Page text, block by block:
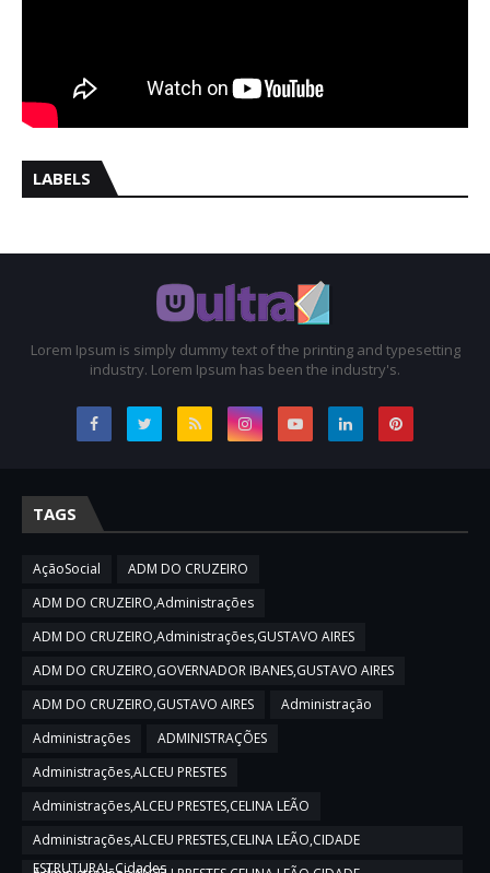
LABELS
Lorem Ipsum is simply dummy text of the printing and typesetting
industry. Lorem Ipsum has been the industry's.
TAGS
AçãoSocial
ADM DO CRUZEIRO
ADM DO CRUZEIRO,Administrações
ADM DO CRUZEIRO,Administrações,GUSTAVO AIRES
ADM DO CRUZEIRO,GOVERNADOR IBANES,GUSTAVO AIRES
ADM DO CRUZEIRO,GUSTAVO AIRES
Administração
Administrações
ADMINISTRAÇÕES
Administrações,ALCEU PRESTES
Administrações,ALCEU PRESTES,CELINA LEÃO
Administrações,ALCEU PRESTES,CELINA LEÃO,CIDADE
ESTRUTURAL,Cidades